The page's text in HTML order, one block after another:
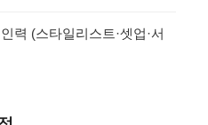
력 (스타일리스트·셋업·서